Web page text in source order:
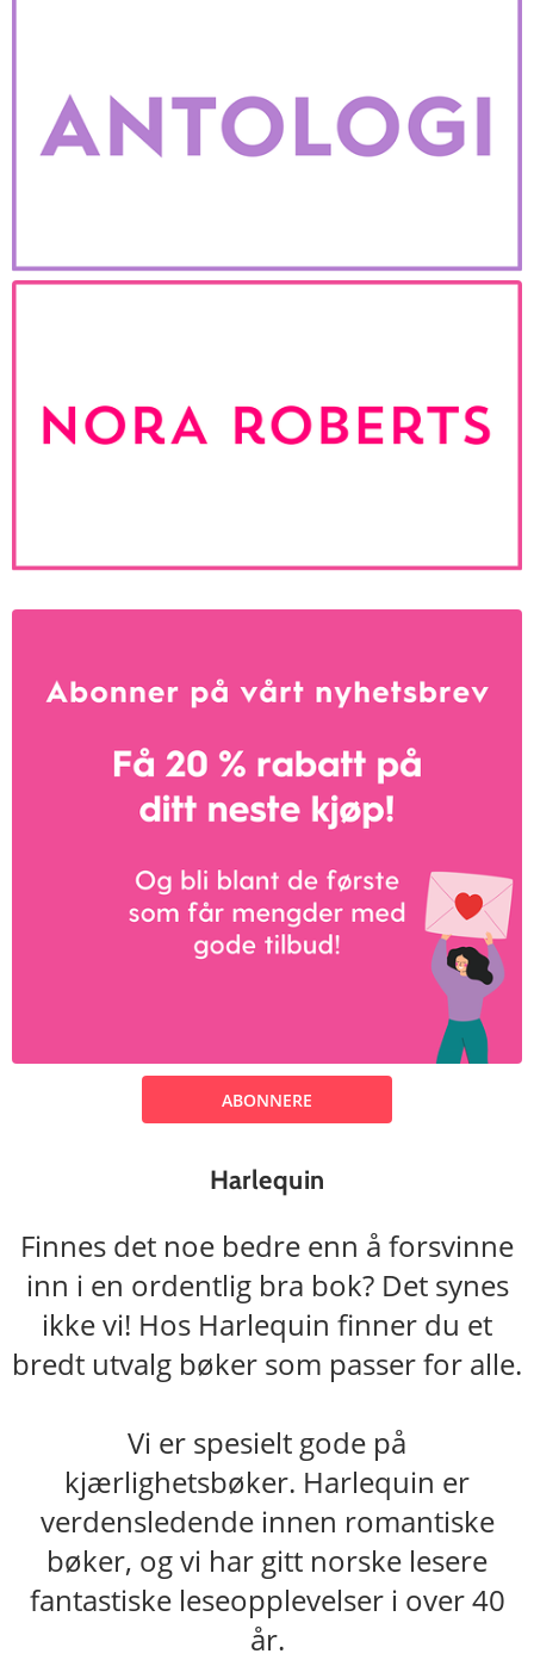
ABONNERE
Harlequin
Finnes det noe bedre enn å forsvinne
inn i en ordentlig bra bok? Det synes
ikke vi! Hos Harlequin finner du et
bredt utvalg bøker som passer for alle.
Vi er spesielt gode på
kjærlighetsbøker. Harlequin er
verdensledende innen romantiske
bøker, og vi har gitt norske lesere
fantastiske leseopplevelser i over 40
år.